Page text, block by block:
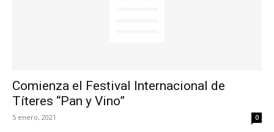
Comienza el Festival Internacional de
Títeres “Pan y Vino”
5 enero, 2021 0